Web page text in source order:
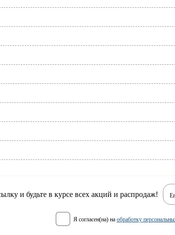
и будьте в курсе всех акций и распродаж!
я согласен(на) на обработку